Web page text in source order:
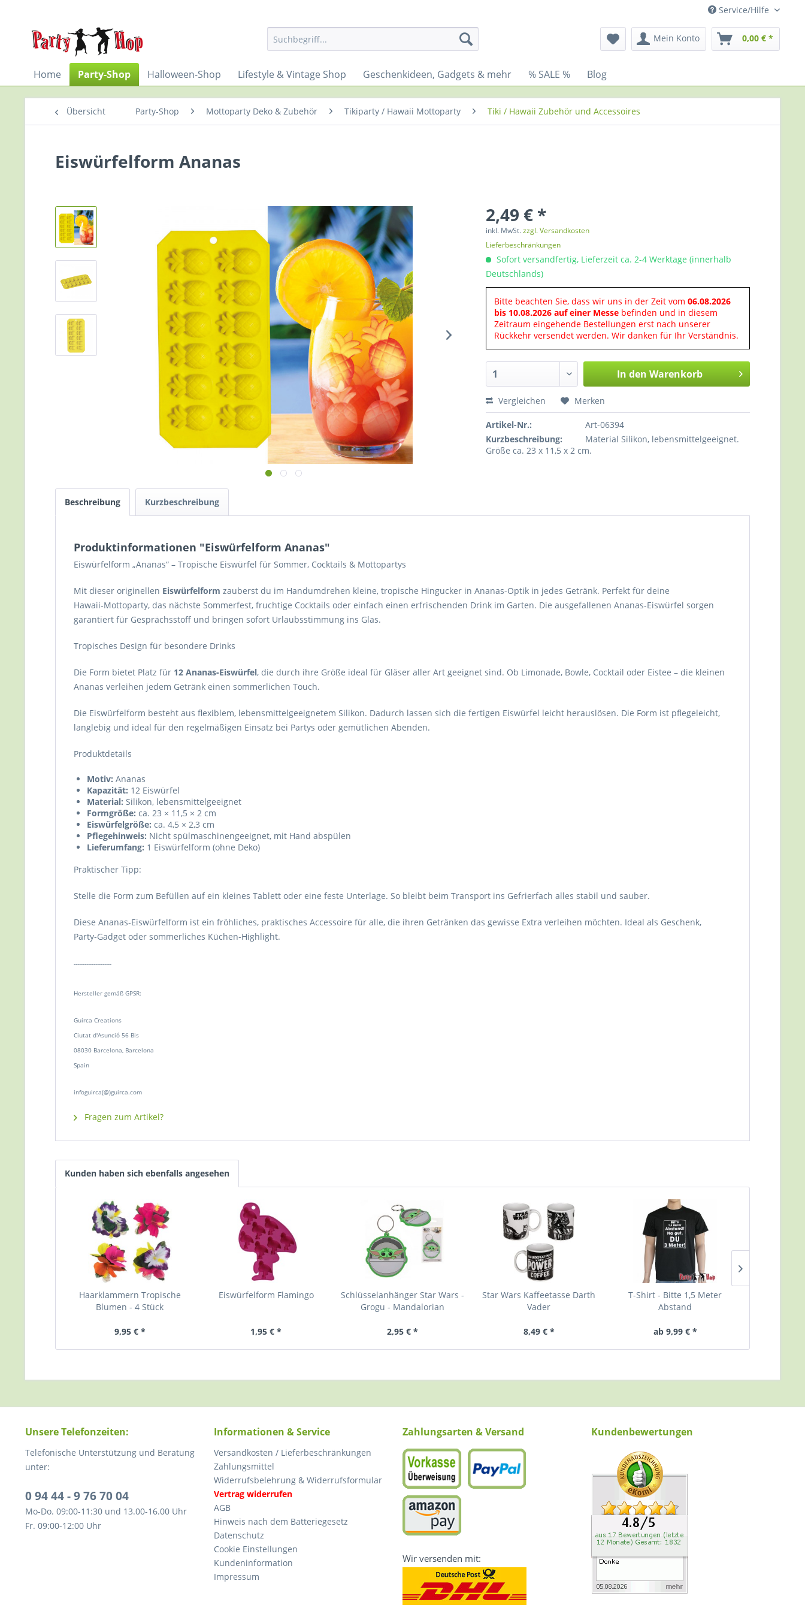
Service/Hilfe
Mein Konto 0,00 € *
Home Party-Shop Halloween-Shop Lifestyle & Vintage Shop Geschenkideen, Gadgets & mehr % SALE % Blog
Übersicht Party-Shop Mottoparty Deko & Zubehör Tikiparty / Hawaii Mottoparty Tiki / Hawaii Zubehör und Accessoires
Eiswürfelform Ananas
2,49 € *
inkl. MwSt.zzgl. Versandkosten
Lieferbeschränkungen
Sofort versandfertig, Lieferzeit ca. 2-4 Werktage (innerhalb
Deutschlands)
Bitte beachten Sie, dass wir uns in der Zeit vom06.08.2026
bis 10.08.2026 auf einer Messe befinden und in diesem
Zeitraum eingehende Bestellungen erst nach unserer
Rückkehr versendet werden. Wir danken für Ihr Verständnis.
In den Warenkorb
Vergleichen Merken
Artikel-Nr.:
Art-06394
Kurzbeschreibung:
Material Silikon, lebensmittelgeeignet.
Größe ca. 23 x 11,5 x 2 cm.
Beschreibung Kurzbeschreibung
Produktinformationen "Eiswürfelform Ananas"
Eiswürfelform „Ananas“ – Tropische Eiswürfel für Sommer, Cocktails & Mottopartys
Mit dieser originellen Eiswürfelform zauberst du im Handumdrehen kleine, tropische Hingucker in Ananas-Optik in jedes Getränk. Perfekt für deine
Hawaii‑Mottoparty, das nächste Sommerfest, fruchtige Cocktails oder einfach einen erfrischenden Drink im Garten. Die ausgefallenen Ananas‑Eiswürfel sorgen
garantiert für Gesprächsstoff und bringen sofort Urlaubsstimmung ins Glas.
Tropisches Design für besondere Drinks
Die Form bietet Platz für 12 Ananas‑Eiswürfel, die durch ihre Größe ideal für Gläser aller Art geeignet sind. Ob Limonade, Bowle, Cocktail oder Eistee – die kleinen
Ananas verleihen jedem Getränk einen sommerlichen Touch.
Die Eiswürfelform besteht aus flexiblem, lebensmittelgeeignetem Silikon. Dadurch lassen sich die fertigen Eiswürfel leicht herauslösen. Die Form ist pflegeleicht,
langlebig und ideal für den regelmäßigen Einsatz bei Partys oder gemütlichen Abenden.
Produktdetails
Motiv: Ananas
Kapazität: 12 Eiswürfel
Material: Silikon, lebensmittelgeeignet
Formgröße: ca. 23 × 11,5 × 2 cm
Eiswürfelgröße: ca. 4,5 × 2,3 cm
Pflegehinweis: Nicht spülmaschinengeeignet, mit Hand abspülen
Lieferumfang: 1 Eiswürfelform (ohne Deko)
Praktischer Tipp:
Stelle die Form zum Befüllen auf ein kleines Tablett oder eine feste Unterlage. So bleibt beim Transport ins Gefrierfach alles stabil und sauber.
Diese Ananas‑Eiswürfelform ist ein fröhliches, praktisches Accessoire für alle, die ihren Getränken das gewisse Extra verleihen möchten. Ideal als Geschenk,
Party‑Gadget oder sommerliches Küchen‑Highlight.
---------------------
Hersteller gemäß GPSR:
Guirca Creations
Ciutat d'Asunció 56 Bis
08030 Barcelona, Barcelona
Spain
infoguirca(@)guirca.com
Fragen zum Artikel?
Kunden haben sich ebenfalls angesehen
Haarklammern Tropische
Blumen - 4 Stück
9,95 € *
Eiswürfelform Flamingo
1,95 € *
Schlüsselanhänger Star Wars -
Grogu - Mandalorian
2,95 € *
Star Wars Kaffeetasse Darth
Vader
8,49 € *
T-Shirt - Bitte 1,5 Meter
Abstand
ab 9,99 € *
Unsere Telefonzeiten:
Telefonische Unterstützung und Beratung
unter:
0 94 44 - 9 76 70 04
Mo-Do. 09:00-11:30 und 13.00-16.00 Uhr
Fr. 09:00-12:00 Uhr
Informationen & Service
Versandkosten / Lieferbeschränkungen
Zahlungsmittel
Widerrufsbelehrung & Widerrufsformular
Vertrag widerrufen
AGB
Hinweis nach dem Batteriegesetz
Datenschutz
Cookie Einstellungen
Kundeninformation
Impressum
Zahlungsarten & Versand
Wir versenden mit:
Kundenbewertungen